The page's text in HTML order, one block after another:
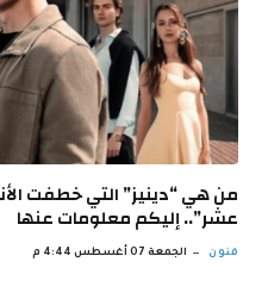
من هي “دينيز” التي خطفت
عشر”.. إليكم معلومات عنها
فنون الجمعة 07 أغسطس 4:44 م